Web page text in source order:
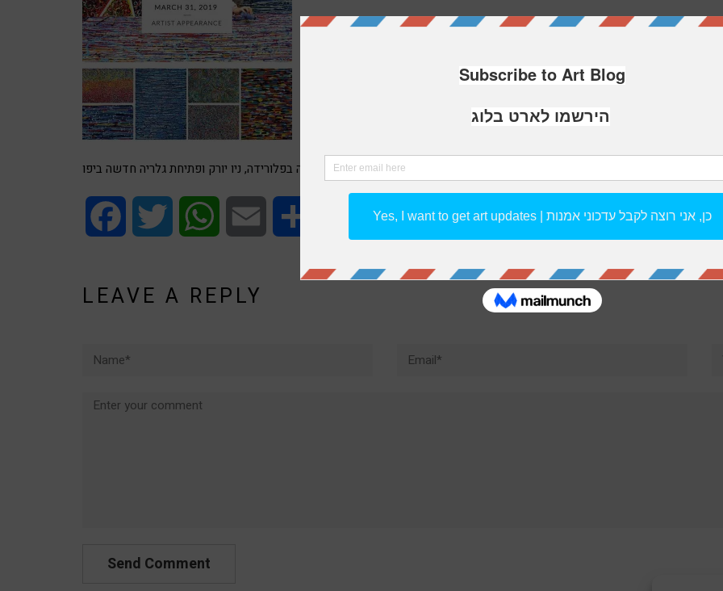
תערוכה בפלורידה, ניו יורק ופתיחת גלריה חדשה ביפו
Facebook Twitter WhatsApp Email
LEAVE A REPLY
Comment